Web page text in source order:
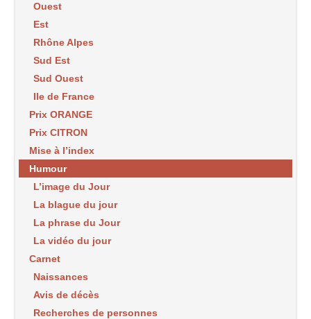
Ouest
Est
Rhône Alpes
Sud Est
Sud Ouest
Ile de France
Prix ORANGE
Prix CITRON
Mise à l’index
Humour
L’image du Jour
La blague du jour
La phrase du Jour
La vidéo du jour
Carnet
Naissances
Avis de décès
Recherches de personnes